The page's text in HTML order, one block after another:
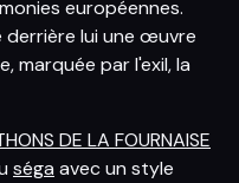
européennes.
derrière lui une œuvre
marquée par l'exil, la
DE LA FOURNAISE
séga avec un style